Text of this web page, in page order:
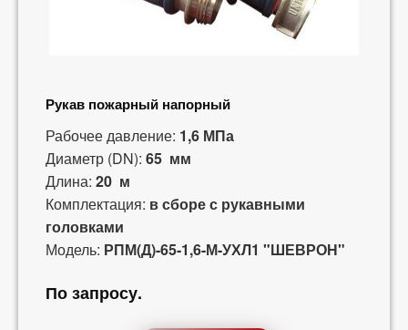
Рукав пожарный напорный
Рабочее давление: 1,6 МПа
Диаметр (DN): 65 мм
Длина: 20 м
Комплектация: в сборе с рукавными
головками
Модель: РПМ(Д)-65-1,6-М-УХЛ1 "ШЕВРОН"
По запросу.